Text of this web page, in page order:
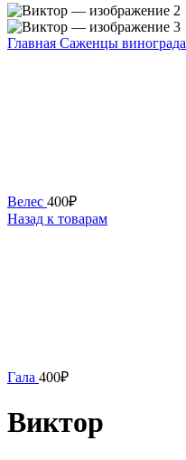
Главная Саженцы винограда
Велес 400₽
Назад к товарам
Гала 400₽
Виктор